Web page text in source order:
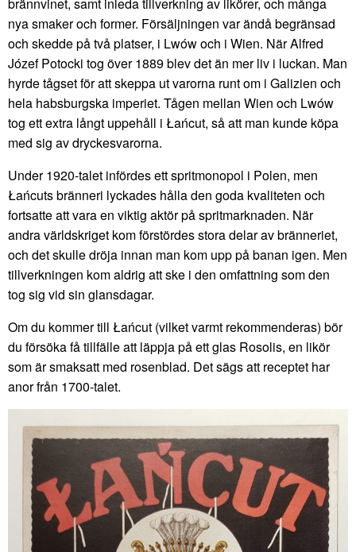
nya smaker och former. Försäljningen var ändå begränsad
och skedde på två platser, i Lwów och i Wien. När Alfred
Józef Potocki tog över 1889 blev det än mer liv i luckan. Man
hyrde tågset för att skeppa ut varorna runt om i Galizien och
hela habsburgska imperiet. Tågen mellan Wien och Lwów
tog ett extra långt uppehåll i Łańcut, så att man kunde köpa
med sig av dryckesvarorna.
Under 1920-talet infördes ett spritmonopol i Polen, men
Łańcuts bränneri lyckades hålla den goda kvaliteten och
fortsatte att vara en viktig aktör på spritmarknaden. När
andra världskriget kom förstördes stora delar av bränneriet,
och det skulle dröja innan man kom upp på banan igen. Men
tillverkningen kom aldrig att ske i den omfattning som den
tog sig vid sin glansdagar.
Om du kommer till Łańcut (vilket varmt rekommenderas) bör
du försöka få tillfälle att läppja på ett glas Rosolis, en likör
som är smaksatt med rosenblad. Det sägs att receptet har
anor från 1700-talet.